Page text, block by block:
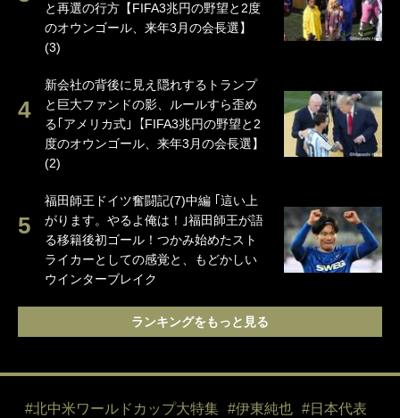
と再選の行方【FIFA3兆円の野望と2度
のオウンゴール、来年3月の会長選】
(3)
新会社の背後に見え隠れするトランプ
と巨大ファンドの影、ルールすら歪め
る｢アメリカ式｣【FIFA3兆円の野望と2
度のオウンゴール、来年3月の会長選】
(2)
福田師王ドイツ奮闘記(7)中編 ｢這い上
がります。やるよ俺は！｣福田師王が語
る移籍後初ゴール！つかみ始めたスト
ライカーとしての感覚と、もどかしい
ウインターブレイク
ランキングをもっと見る
#北中米ワールドカップ大特集 #伊東純也
#日本代表